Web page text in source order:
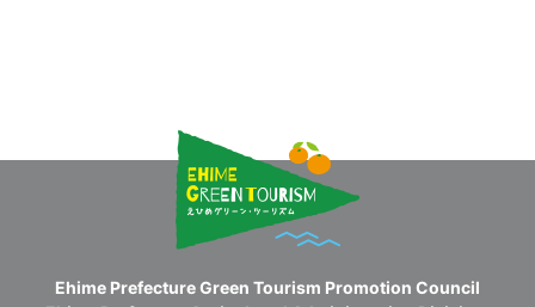
Ehime Prefecture Green Tourism Promotion Council